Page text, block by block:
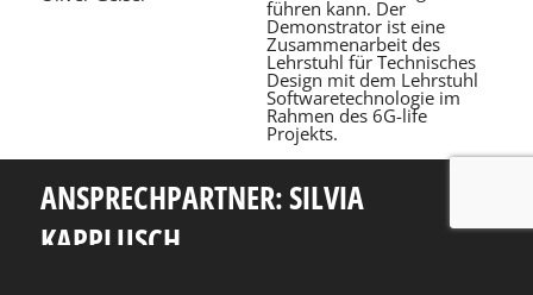
führen kann. Der
Demonstrator ist eine
Zusammenarbeit des
Lehrstuhl für Technisches
Design mit dem Lehrstuhl
Softwaretechnologie im
Rahmen des 6G-life
Projekts.
ANSPRECHPARTNER: SILVIA
KAPPLUSCH